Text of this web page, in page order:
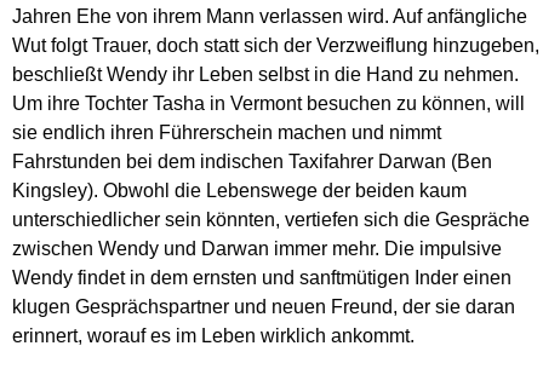
Jahren Ehe von ihrem Mann verlassen wird. Auf anfängliche
Wut folgt Trauer, doch statt sich der Verzweiflung hinzugeben,
beschließt Wendy ihr Leben selbst in die Hand zu nehmen.
Um ihre Tochter Tasha in Vermont besuchen zu können, will
sie endlich ihren Führerschein machen und nimmt
Fahrstunden bei dem indischen Taxifahrer Darwan (Ben
Kingsley). Obwohl die Lebenswege der beiden kaum
unterschiedlicher sein könnten, vertiefen sich die Gespräche
zwischen Wendy und Darwan immer mehr. Die impulsive
Wendy findet in dem ernsten und sanftmütigen Inder einen
klugen Gesprächspartner und neuen Freund, der sie daran
erinnert, worauf es im Leben wirklich ankommt.